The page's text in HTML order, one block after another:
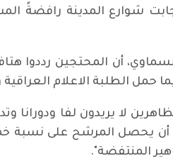
شوارع المدينة رافضةً
أن المحتجين رددوا
حمل الطلبة الاعلام
لا يريدون لفا ودورانا
أن يحصل المرشح على نسبة
المنتفضة".